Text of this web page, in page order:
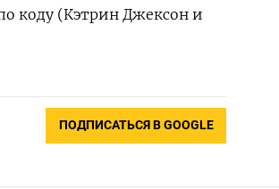
коду (Кэтрин ​Джексон и
ПОДПИСАТЬСЯ В GOOGLE